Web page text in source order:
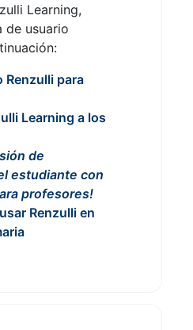
Learning,
de usuario
Renzulli para
Learning a los
de
estudiante con
profesores!
Renzulli en